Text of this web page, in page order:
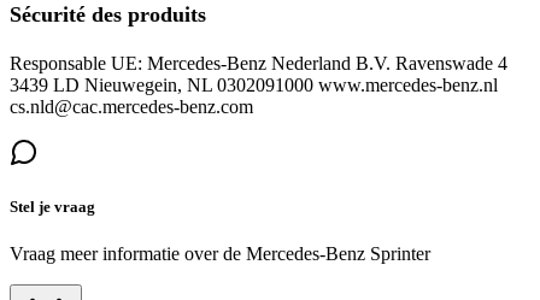
Sécurité des produits
Responsable UE: Mercedes-Benz Nederland B.V. Ravenswade 4
3439 LD Nieuwegein, NL 0302091000 www.mercedes-benz.nl
cs.nld@cac.mercedes-benz.com
Stel je vraag
Vraag meer informatie over de Mercedes-Benz Sprinter